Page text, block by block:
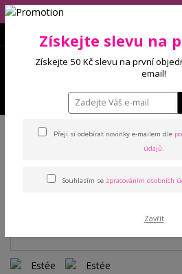
Eshop má dovolenou (10.-14.8), balíčky
Estée stahovací
Získejte slevu na
Získejte 50 Kč slevu na první
email!
Přeji si odebírat novinky e-mailem dle
údajů.
Souhlasím se zpracováním osobních
Zavřít